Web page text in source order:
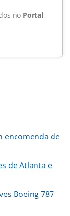
no Portal
encomenda de
de Atlanta e
Boeing 787